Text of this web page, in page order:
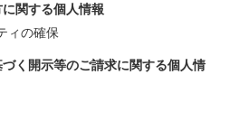
関する個人情報
ィの確保
く開示等のご請求に関する個人情